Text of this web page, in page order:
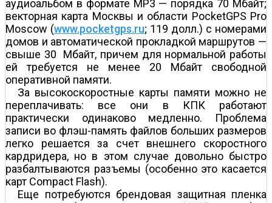
аудиоальбом в формате MP3 — порядка 70 Мбайт;
векторная карта Москвы и области PocketGPS Pro
Moscow (www.pocketgps.ru; 119 долл.) с номерами
домов и автоматической прокладкой маршрутов —
свыше 30 Мбайт, причем для нормальной работы
ей требуется не менее 20 Мбайт свободной
оперативной памяти.
За высокоскоростные карты памяти можно не
переплачивать: все они в КПК работают
практически одинаково медленно. Проблема
записи во флэш-память файлов больших размеров
легко решается за счет внешнего скоростного
кардридера, но в этом случае довольно быстро
разбалтываются разъемы (особенно это касается
карт Compact Flash).
Еще потребуются брендовая защитная пленка